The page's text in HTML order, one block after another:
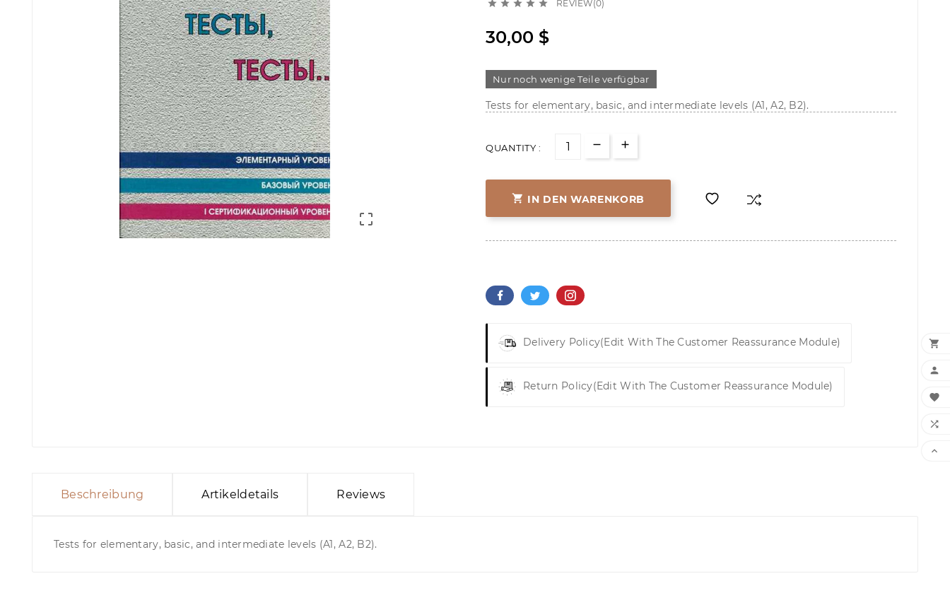

     REVIEW(0)
30,00 $
Nur noch wenige Teile verfügbar
Tests for elementary, basic, and intermediate levels (A1, A2, B2).
QUANTITY :
 IN DEN WARENKORB
Delivery Policy(edit With The Customer Reassurance Module)
Return Policy(edit With The Customer Reassurance Module)
Beschreibung Artikeldetails Reviews
Tests for elementary, basic, and intermediate levels (A1, A2, B2).




